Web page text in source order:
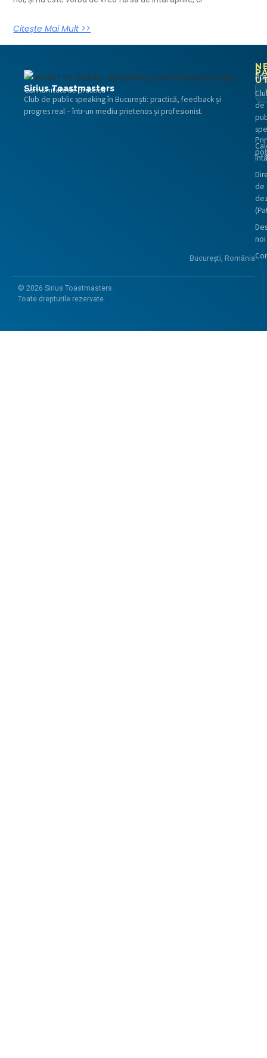
Citește Mai Mult >>
Sirius Toastmasters
Comunitate de practică
Club de public speaking în București: practică, feedback și
progres real – într-un mediu prietenos și profesionist.
de
de
noi
© 2026 Sirius Toastmasters.
Toate drepturile rezervate.
București, România